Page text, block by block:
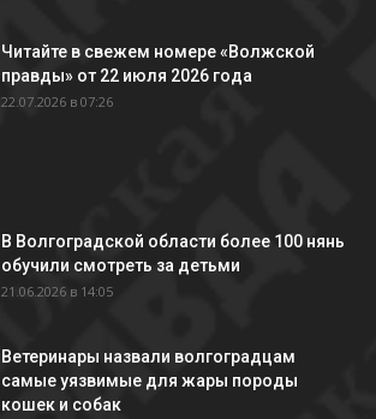
Читайте в свежем номере «Волжской
правды» от 22 июля 2026 года
22.07.2026 в 07:26
В Волгоградской области более 100 нянь
обучили смотреть за детьми
21.06.2026 в 14:05
Ветеринары назвали волгоградцам
самые уязвимые для жары породы
кошек и собак